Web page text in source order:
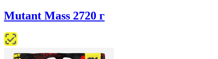
Mutant Mass 2720 г